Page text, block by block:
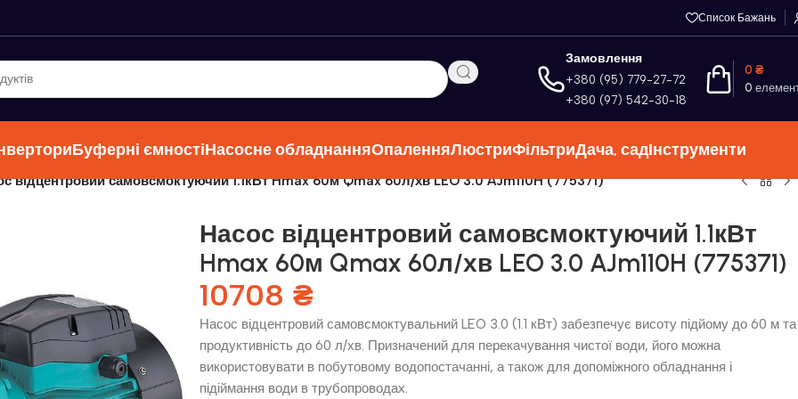
Список Бажань
Замовлення
+380 (95) 779-27-72
+380 (97) 542-30-18
0
0 ₴
Буферні ємностіНасосне обладнанняОпаленняЛюстриФільтриДача, садІнструменти
відцентровий самовсмоктуючий 1.1кВт Hmax 60м Qmax 60л/хв LEO 3.0 AJm110H (775371)
Насос відцентровий самовсмоктуючий 1.1кВт
Hmax 60м Qmax 60л/хв LEO 3.0 AJm110H (775371)
10708 ₴
Насос відцентровий самовсмоктувальний LEO 3.0 (1.1 кВт) забезпечує висоту підйому до 60 м та
продуктивність до 60 л/хв. Призначений для перекачування чистої води, його можна
використовувати в побутовому водопостачанні, а також для допоміжного обладнання і
підіймання води в трубопроводах.